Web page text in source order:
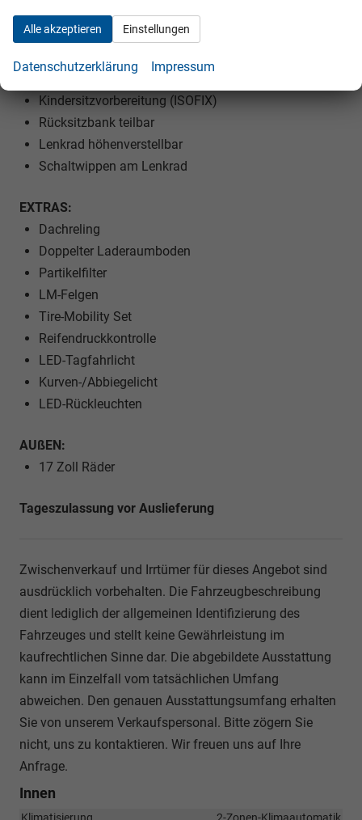
Polsterstoff
Vordersitze höhenverstellbar
Armlehnen vorne und hinten
Kindersitzvorbereitung (ISOFIX)
Rücksitzbank teilbar
Lenkrad höhenverstellbar
Schaltwippen am Lenkrad
EXTRAS:
Dachreling
Doppelter Laderaumboden
Partikelfilter
LM-Felgen
Tire-Mobility Set
Reifendruckkontrolle
LED-Tagfahrlicht
Kurven-/Abbiegelicht
LED-Rückleuchten
AUßEN:
17 Zoll Räder
Tageszulassung vor Auslieferung
Zwischenverkauf und Irrtümer für dieses Angebot sind
ausdrücklich vorbehalten. Die Fahrzeugbeschreibung
dient lediglich der allgemeinen Identifizierung des
Fahrzeuges und stellt keine Gewährleistung im
kaufrechtlichen Sinne dar. Die abgebildete Ausstattung
kann im Einzelfall vom tatsächlichen Umfang
abweichen. Den genauen Ausstattungsumfang erhalten
Sie von unserem Verkaufspersonal. Bitte zögern Sie
nicht, uns zu kontaktieren. Wir freuen uns auf Ihre
Anfrage.
Innen
Klimatisierung 2-Zonen-Klimaautomatik
Alle akzeptieren Einstellungen
Datenschutzerklärung Impressum